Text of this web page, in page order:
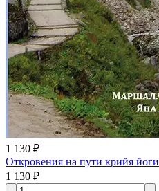
1 130 ₽
Откровения на пути крийя йоги
1 130 ₽